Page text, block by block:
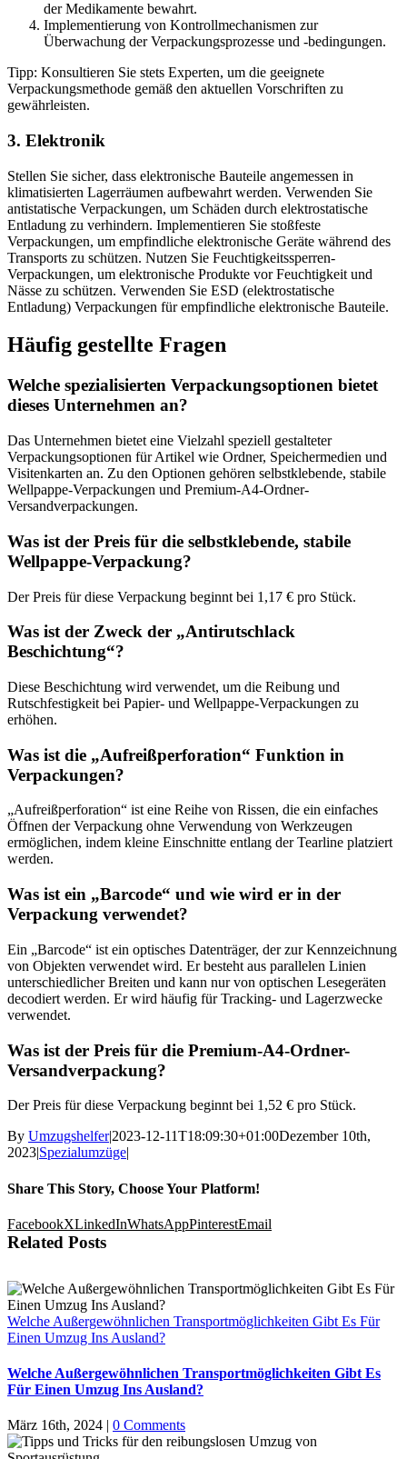
der Medikamente bewahrt.
Implementierung von Kontrollmechanismen zur
Überwachung der Verpackungsprozesse und -bedingungen.
Tipp: Konsultieren Sie stets Experten, um die geeignete
Verpackungsmethode gemäß den aktuellen Vorschriften zu
gewährleisten.
3. Elektronik
Stellen Sie sicher, dass elektronische Bauteile angemessen in
klimatisierten Lagerräumen aufbewahrt werden. Verwenden Sie
antistatische Verpackungen, um Schäden durch elektrostatische
Entladung zu verhindern. Implementieren Sie stoßfeste
Verpackungen, um empfindliche elektronische Geräte während des
Transports zu schützen. Nutzen Sie Feuchtigkeitssperren-
Verpackungen, um elektronische Produkte vor Feuchtigkeit und
Nässe zu schützen. Verwenden Sie ESD (elektrostatische
Entladung) Verpackungen für empfindliche elektronische Bauteile.
Häufig gestellte Fragen
Welche spezialisierten Verpackungsoptionen bietet
dieses Unternehmen an?
Das Unternehmen bietet eine Vielzahl speziell gestalteter
Verpackungsoptionen für Artikel wie Ordner, Speichermedien und
Visitenkarten an. Zu den Optionen gehören selbstklebende, stabile
Wellpappe-Verpackungen und Premium-A4-Ordner-
Versandverpackungen.
Was ist der Preis für die selbstklebende, stabile
Wellpappe-Verpackung?
Der Preis für diese Verpackung beginnt bei 1,17 € pro Stück.
Was ist der Zweck der „Antirutschlack
Beschichtung“?
Diese Beschichtung wird verwendet, um die Reibung und
Rutschfestigkeit bei Papier- und Wellpappe-Verpackungen zu
erhöhen.
Was ist die „Aufreißperforation“ Funktion in
Verpackungen?
„Aufreißperforation“ ist eine Reihe von Rissen, die ein einfaches
Öffnen der Verpackung ohne Verwendung von Werkzeugen
ermöglichen, indem kleine Einschnitte entlang der Tearline platziert
werden.
Was ist ein „Barcode“ und wie wird er in der
Verpackung verwendet?
Ein „Barcode“ ist ein optisches Datenträger, der zur Kennzeichnung
von Objekten verwendet wird. Er besteht aus parallelen Linien
unterschiedlicher Breiten und kann nur von optischen Lesegeräten
decodiert werden. Er wird häufig für Tracking- und Lagerzwecke
verwendet.
Was ist der Preis für die Premium-A4-Ordner-
Versandverpackung?
Der Preis für diese Verpackung beginnt bei 1,52 € pro Stück.
By Umzugshelfer|2023-12-11T18:09:30+01:00Dezember 10th,
2023|Spezialumzüge|
Share This Story, Choose Your Platform!
FacebookXLinkedInWhatsAppPinterestEmail
Related Posts
Welche Außergewöhnlichen Transportmöglichkeiten Gibt Es Für
Einen Umzug Ins Ausland?
Welche Außergewöhnlichen Transportmöglichkeiten Gibt Es
Für Einen Umzug Ins Ausland?
März 16th, 2024 | 0 Comments